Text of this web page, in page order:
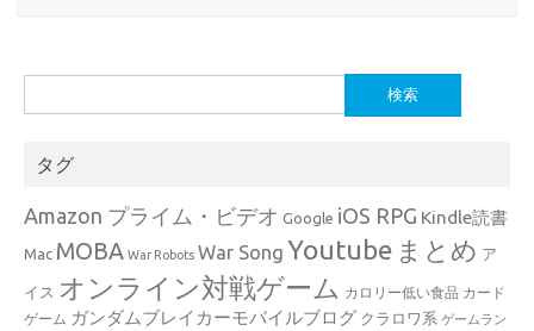
索:
タグ
Amazon プライム・ビデオ Google iOS RPG Kindle読書
Mac MOBA War Robots War Song Youtube まとめ ア
イス オンライン対戦ゲーム カロリー低い食品 カード
ゲーム ガンダムブレイカーモバイルブログ クラロワ系 ゲームラン